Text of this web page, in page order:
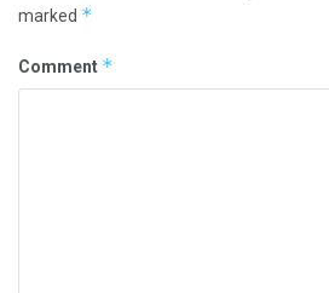
marked *
Comment *